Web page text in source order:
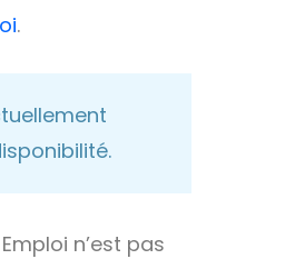
.
n’est pas